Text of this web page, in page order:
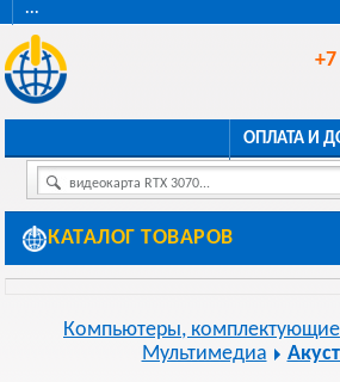
···
ОПЛАТА И
видеокарта RTX 3070...
КАТАЛОГ ТОВАРОВ
Компьютеры,
Мультимедиа